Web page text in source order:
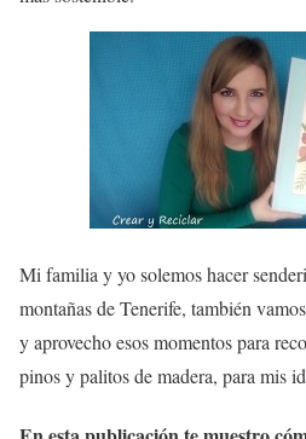
Mi familia y yo solemos hacer
montañas de Tenerife, también
y aprovecho esos momentos para
pinos y palitos de madera, para mis